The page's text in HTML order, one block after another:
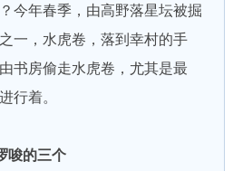
今年春季，由高野落星坛被掘
一，水虎卷，落到幸村的手
书房偷走水虎卷，尤其是最
行着。
唆的三个